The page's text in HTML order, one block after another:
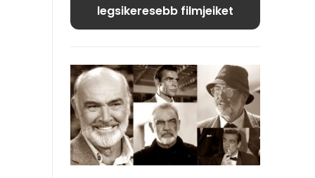
legsikeresebb filmjeiket